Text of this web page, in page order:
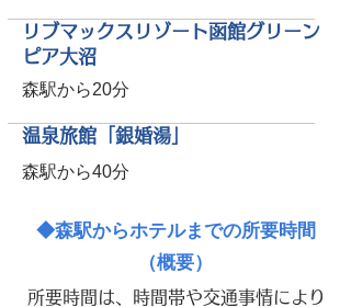
リブマックスリゾート函館グリーン
ピア大沼
森駅から20分
温泉旅館「銀婚湯」
森駅から40分
◆森駅からホテルまでの所要時間
（概要）
所要時間は、時間帯や交通事情により